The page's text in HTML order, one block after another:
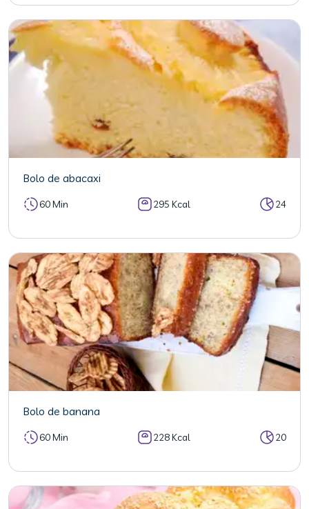
Bolo de abacaxi
60 Min 295 Kcal 24
Bolo de banana
60 Min 228 Kcal 20